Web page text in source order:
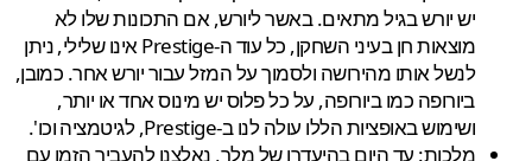
יש יורש בגיל מתאים. באשר ליורש, אם התכונות שלו לא
מוצאות חן בעיני השחקן, כל עוד ה-Prestige אינו שלילי, ניתן
לנשל אותו מהירושה ולסמוך על המזל עבור יורש אחר. כמובן,
ביורופה כמו ביורופה, על כל פלוס יש מינוס אחד או יותר,
ושימוש באופציות הללו עולה לנו ב-Prestige, לגיטמציה וכו'.
מלכות: עד היום בהיעדרו של מלך, נאלצנו להעביר הזמן עם